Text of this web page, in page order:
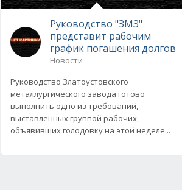
Руководство "ЗМЗ"
представит рабочим
график погашения долгов
Новости
Руководство Златоустовского
металлургического завода готово
выполнить одно из требований,
выставленных группой рабочих,
объявивших голодовку на этой неделе...